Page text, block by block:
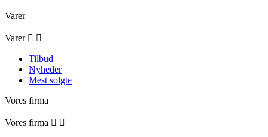
Varer
Varer  
Tilbud
Nyheder
Mest solgte
Vores firma
Vores firma  